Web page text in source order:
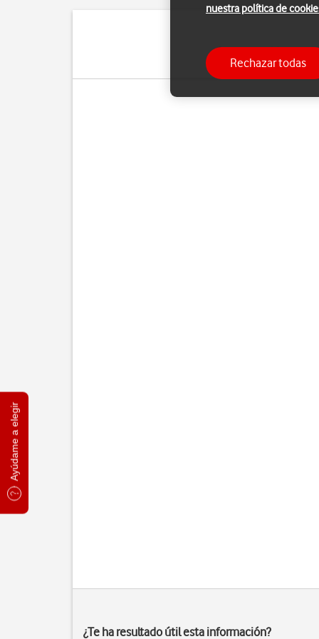
Ayúdame a elegir
Si tienes problemas
¿Te ha resultado útil esta información?
nuestra política de
Rechazar todas